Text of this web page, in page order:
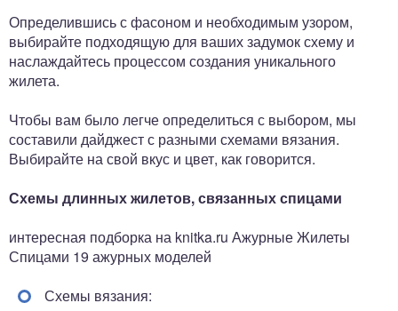
Определившись с фасоном и необходимым узором,
выбирайте подходящую для ваших задумок схему и
наслаждайтесь процессом создания уникального
жилета.
Чтобы вам было легче определиться с выбором, мы
составили дайджест с разными схемами вязания.
Выбирайте на свой вкус и цвет, как говорится.
Схемы длинных жилетов, связанных спицами
интересная подборка на knitka.ru Ажурные Жилеты
Спицами 19 ажурных моделей
Схемы вязания: